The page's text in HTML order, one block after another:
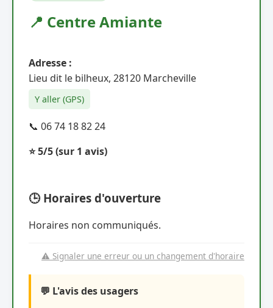
📍 Centre Amiante
Adresse :
Lieu dit le bilheux, 28120 Marcheville
Y aller (GPS)
📞 06 74 18 82 24
⭐ 5/5(sur 1 avis)
🕒 Horaires d'ouverture
Horaires non communiqués.
⚠️ Signaler une erreur ou un changement d'horaire
💬 L'avis des usagers